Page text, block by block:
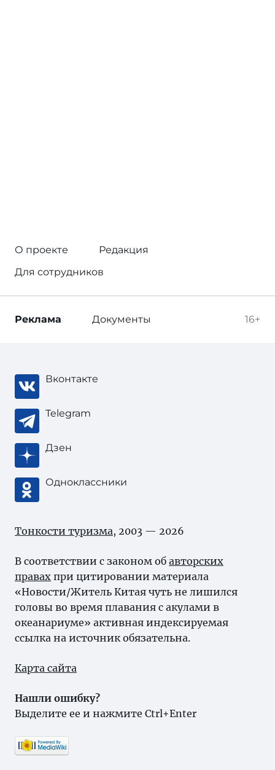
О проекте
Редакция
Для сотрудников
16+
Реклама Документы
Вконтакте
Telegram
Дзен
Одноклассники
Тонкости туризма, 2003 — 2026
В соответствии с законом об авторских
правах при цитировании материала
«Новости/Житель Китая чуть не лишился
головы во время плавания с акулами в
океанариуме» активная индексируемая
ссылка на источник обязательна.
Карта сайта
Нашли ошибку?
Выделите ее и нажмите Ctrl+Enter